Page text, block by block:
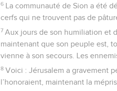
6 La communauté de Sion a été
cerfs qui ne trouvent pas de
7 Aux jours de son humiliation et
maintenant que son peuple est,
vienne à son secours. Les
8 Voici : Jérusalem a gravement
l’honoraient, maintenant la